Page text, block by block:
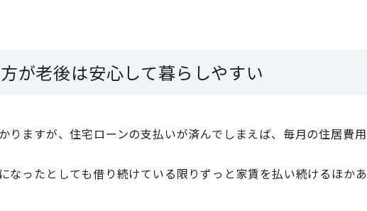
が老後は安心して暮らしやすい
りますが、住宅ローンの支払いが済んでしまえば、毎月の住居費用
なったとしても借り続けている限りずっと家賃を払い続けるほかあ